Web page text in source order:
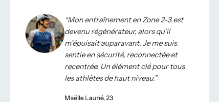
Mon entraînement en Zone 2-3 est
devenu régénérateur, alors qu’il
m’épuisait auparavant. Je me suis
sentie en sécurité, reconnectée et
recentrée. Un élément clé pour tous
les athlètes de haut niveau.
Maëlle Launé, 23